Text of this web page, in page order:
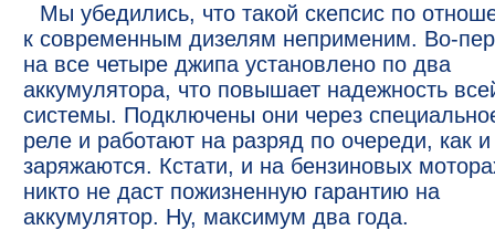
Мы убедились, что такой скепсис по
к современным дизелям неприменим. Во-
на все четыре джипа установлено по два
аккумулятора, что повышает надежность
системы. Подключены они через
реле и работают на разряд по очереди, как и
заряжаются. Кстати, и на бензиновых
никто не даст пожизненную гарантию на
аккумулятор. Ну, максимум два года.